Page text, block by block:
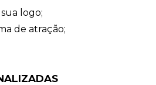
logo;
de atração;